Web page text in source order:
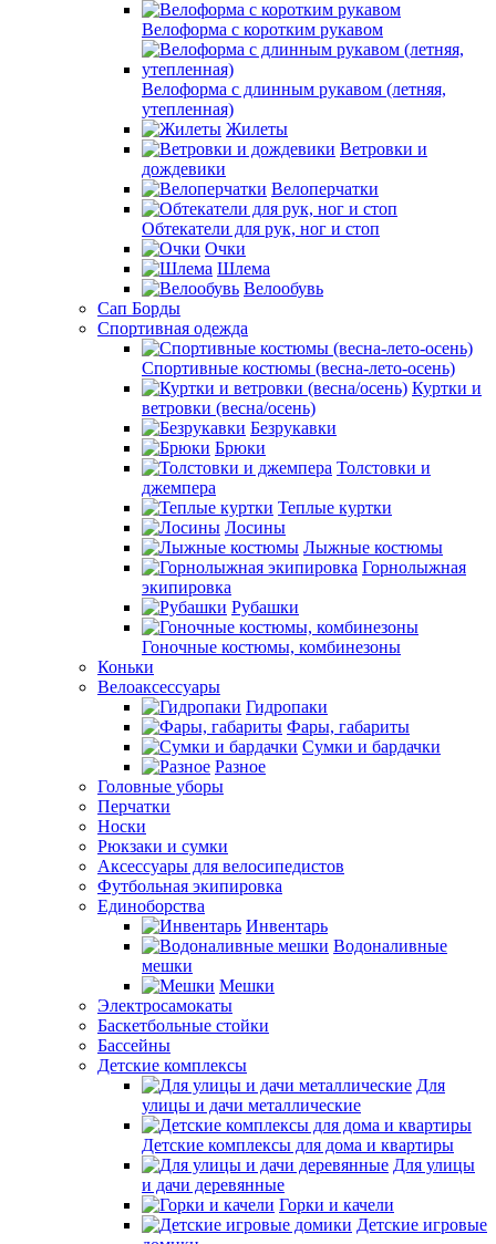
Велоформа с коротким рукавом
Велоформа с длинным рукавом (летняя,
утепленная)
Жилеты
Ветровки и
дождевики
Велоперчатки
Обтекатели для рук, ног и стоп
Очки
Шлема
Велообувь
Сап Борды
Спортивная одежда
Спортивные костюмы (весна-лето-осень)
Куртки и
ветровки (весна/осень)
Безрукавки
Брюки
Толстовки и
джемпера
Теплые куртки
Лосины
Лыжные костюмы
Горнолыжная
экипировка
Рубашки
Гоночные костюмы, комбинезоны
Коньки
Велоаксессуары
Гидропаки
Фары, габариты
Сумки и бардачки
Разное
Головные уборы
Перчатки
Носки
Рюкзаки и сумки
Аксессуары для велосипедистов
Футбольная экипировка
Единоборства
Инвентарь
Водоналивные
мешки
Мешки
Электросамокаты
Баскетбольные стойки
Бассейны
Детские комплексы
Для
улицы и дачи металлические
Детские комплексы для дома и квартиры
Для улицы
и дачи деревянные
Горки и качели
Детские игровые